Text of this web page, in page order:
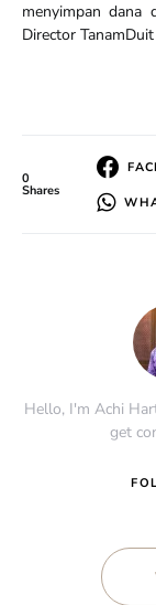
menyimpan dana
Director
0
Shares
Hello, I'm Achi
get